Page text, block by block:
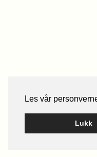
Les vår
Lukk